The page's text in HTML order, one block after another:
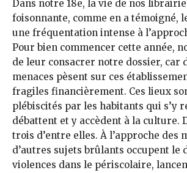
Dans notre 18e, la vie de nos
foisonnante, comme en a témoigné,
une fréquentation intense à
Pour bien commencer cette année,
de leur consacrer notre dossier, car
menaces pèsent sur ces
fragiles financièrement. Ces lieux
plébiscités par les habitants qui s’y
débattent et y accèdent à la culture.
trois d’entre elles. À l’approche des
d’autres sujets brûlants occupent le
violences dans le périscolaire,